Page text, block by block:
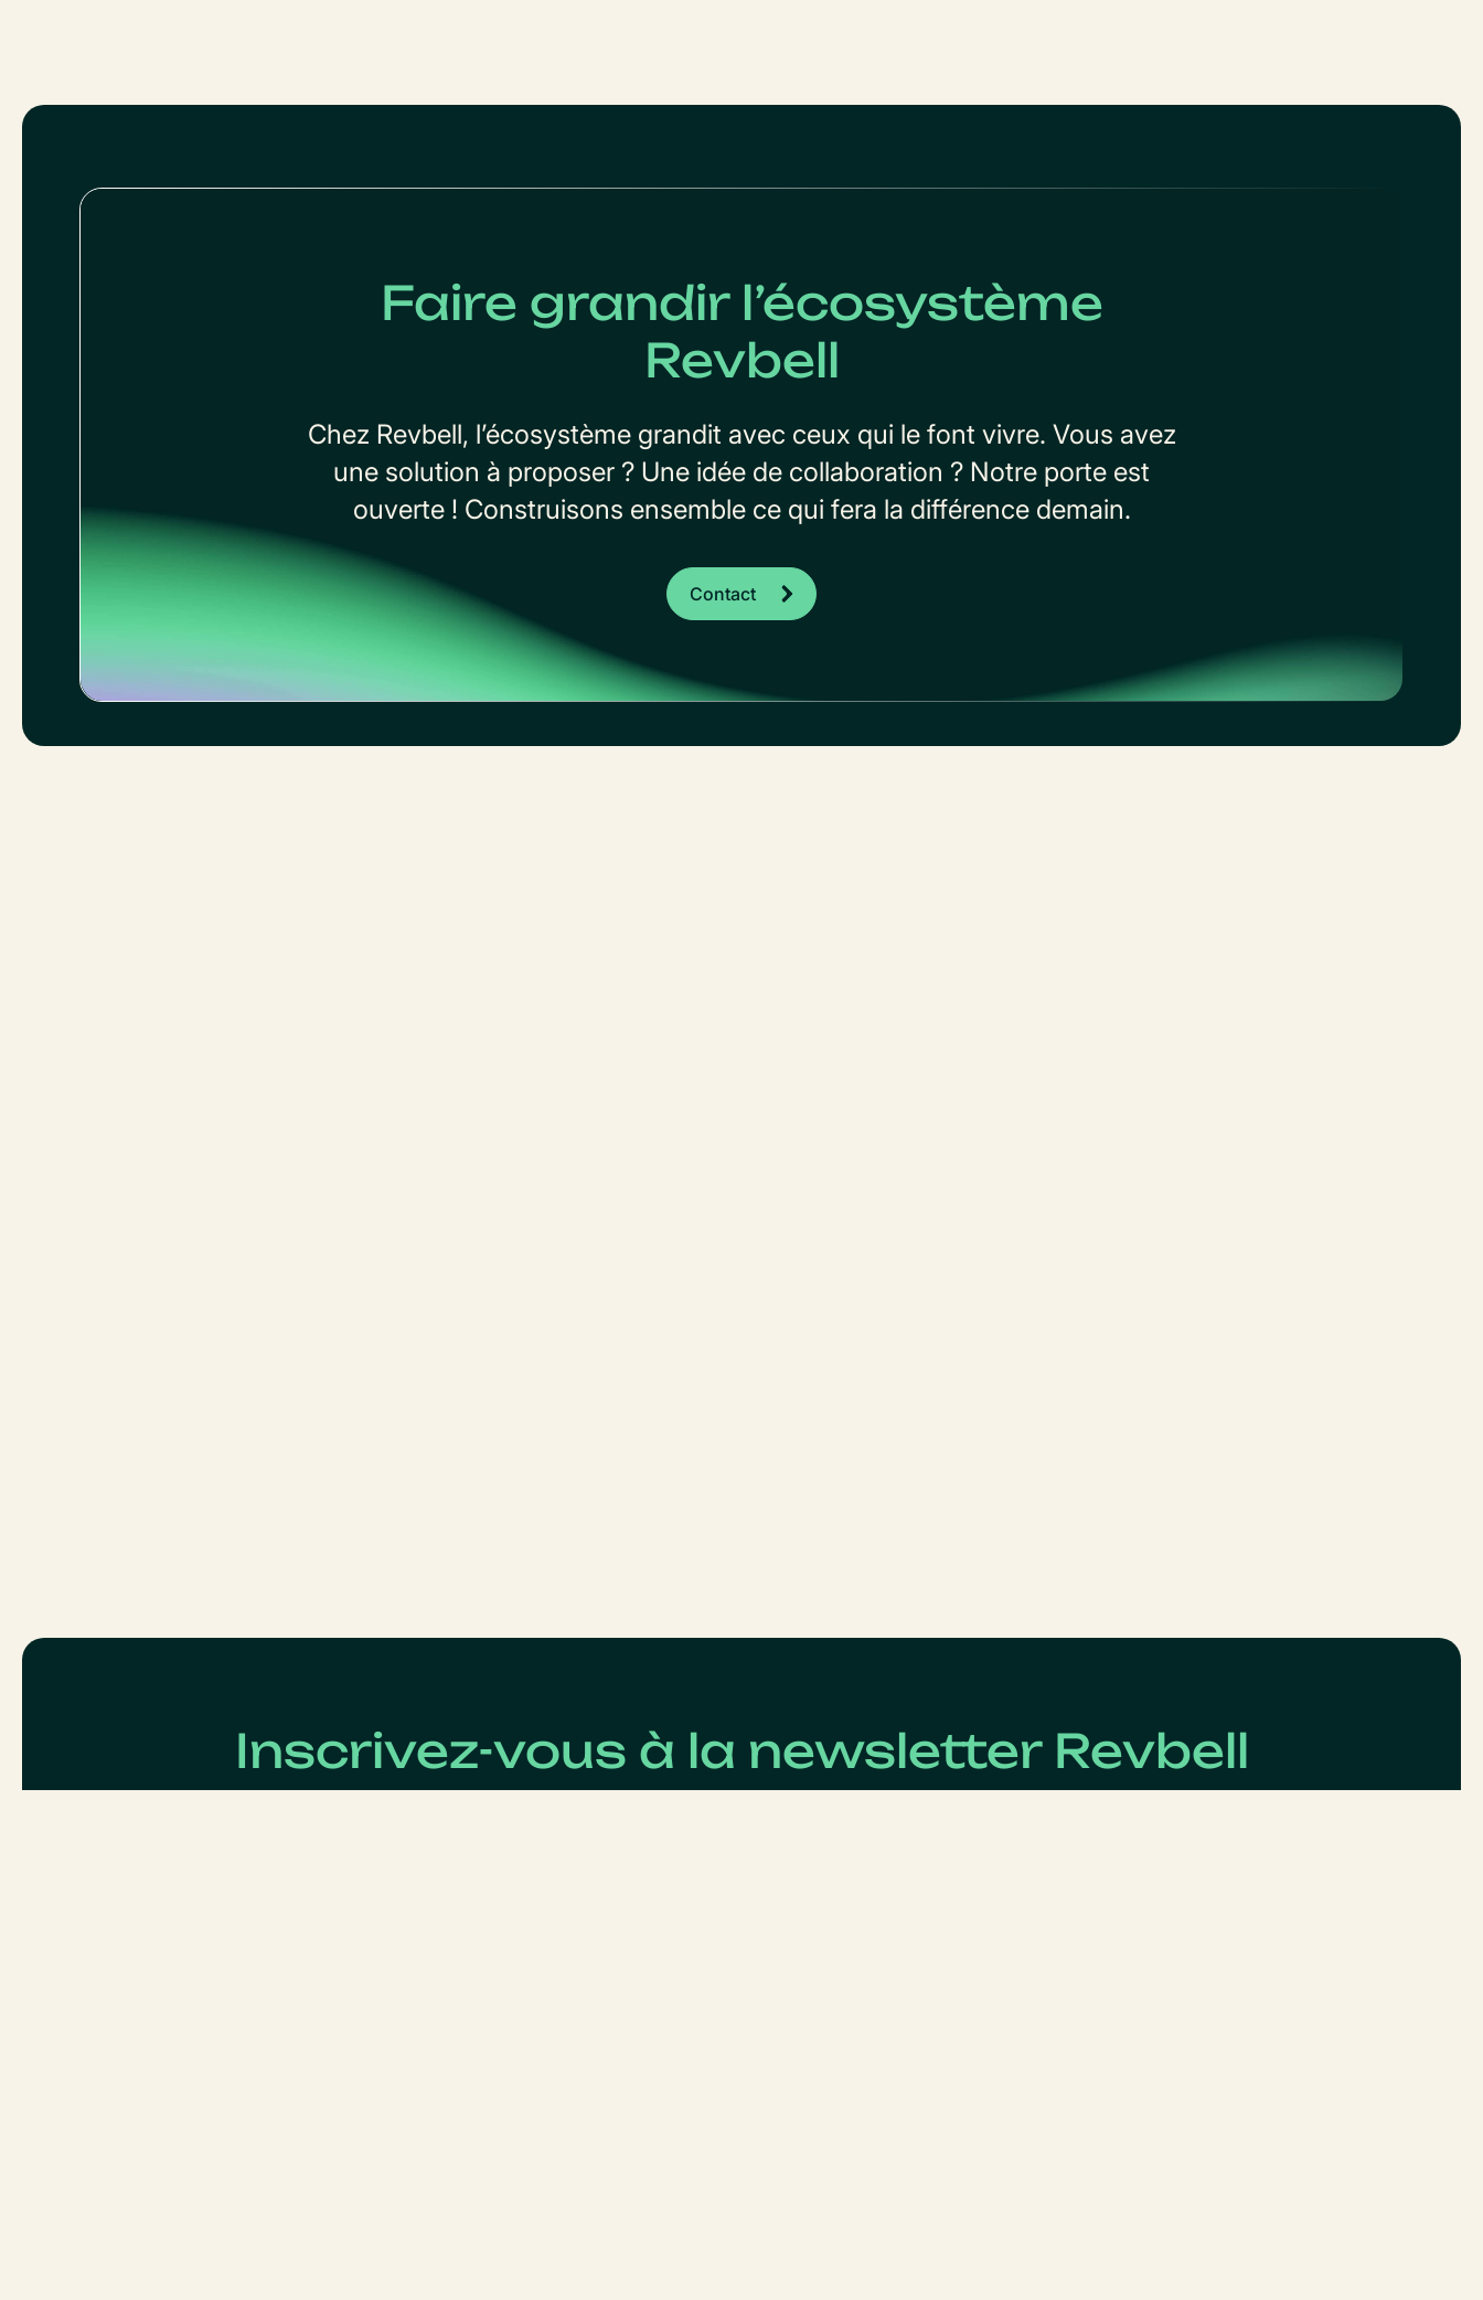
Faire grandir l’écosystème
Revbell
Chez Revbell, l’écosystème grandit avec ceux qui le font vivre. Vous avez
une solution à proposer ? Une idée de collaboration ? Notre porte est
ouverte ! Construisons ensemble ce qui fera la différence demain.
Contact
Inscrivez-vous à la newsletter Revbell